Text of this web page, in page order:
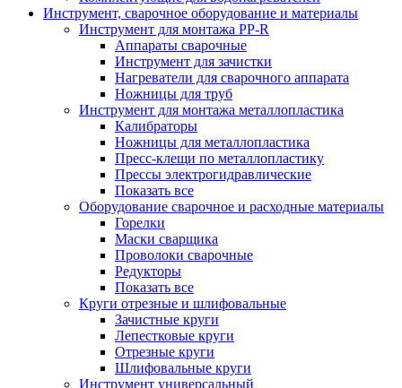
Инструмент, сварочное оборудование и материалы
Инструмент для монтажа PP-R
Аппараты сварочные
Инструмент для зачистки
Нагреватели для сварочного аппарата
Ножницы для труб
Инструмент для монтажа металлопластика
Калибраторы
Ножницы для металлопластика
Пресс-клещи по металлопластику
Прессы электрогидравлические
Показать все
Оборудование сварочное и расходные материалы
Горелки
Маски сварщика
Проволоки сварочные
Редукторы
Показать все
Круги отрезные и шлифовальные
Зачистные круги
Лепестковые круги
Отрезные круги
Шлифовальные круги
Инструмент универсальный